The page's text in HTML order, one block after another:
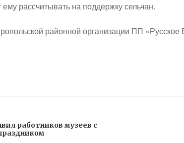
рассчитывать на поддержку сельчан.
районной организации ПП «Русское
работников музеев с